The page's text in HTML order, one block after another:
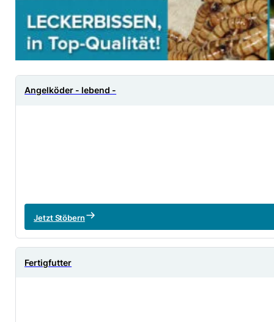
Angelköder - lebend -
Jetzt Stöbern
Fertigfutter